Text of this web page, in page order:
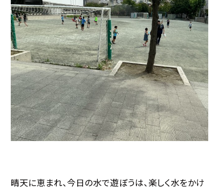
晴天に恵まれ、今日の水で遊ぼうは、楽しく水をかけ